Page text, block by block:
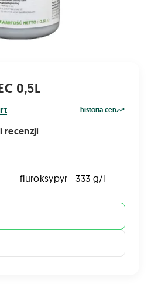
0,5L
historia cen
recenzji
fluroksypyr - 333 g/l